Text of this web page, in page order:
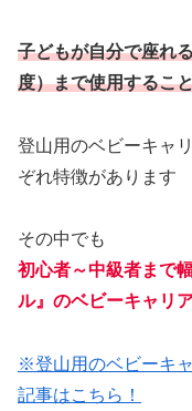
子どもが自分で座れ
度）まで使用するこ
登山用のベビーキャ
ぞれ特徴があります
その中でも
初心者～中級者まで
ル』のベビーキャリ
※登山用のベビーキ
記事はこちら！